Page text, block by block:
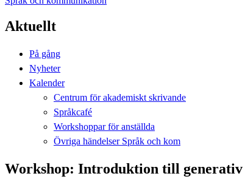
Aktuellt
På gång
Nyheter
Kalender
Centrum för akademiskt skrivande
Språkcafé
Workshoppar för anställda
Övriga händelser Språk och kom
Workshop: Introduktion till generativ